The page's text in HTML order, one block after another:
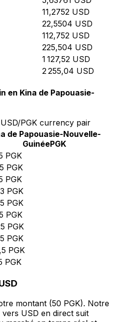
11,2752 USD
22,5504 USD
112,752 USD
225,504 USD
1 127,52 USD
2 255,04 USD
en Kina de Papouasie-
PGK currency pair
de Papouasie-Nouvelle-
GuinéePGK
PGK
PGK
PGK
PGK
PGK
PGK
PGK
PGK
PGK
PGK
montant (50 PGK). Notre
USD en direct suit